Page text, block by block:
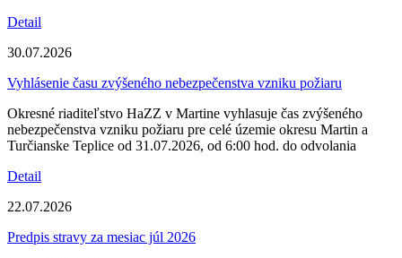
Detail
30.07.2026
Vyhlásenie času zvýšeného nebezpečenstva vzniku požiaru
Okresné riaditeľstvo HaZZ v Martine vyhlasuje čas zvýšeného
nebezpečenstva vzniku požiaru pre celé územie okresu Martin a
Turčianske Teplice od 31.07.2026, od 6:00 hod. do odvolania
Detail
22.07.2026
Predpis stravy za mesiac júl 2026